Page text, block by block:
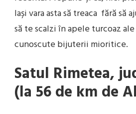
lași vara asta să treaca fără să
să te scalzi în apele turcoaz
cunoscute bijuterii mioritice.
Satul Rimetea,
(la 56 de km de